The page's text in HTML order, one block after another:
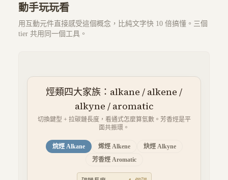
動手玩玩看
用互動元件直接感受這個概念，比純文字快 10 倍搞懂。三個
tier 共用同一個工具。
烴類四大家族：alkane / alkene /
alkyne / aromatic
切換鍵型 + 拉碳鏈長度，看通式怎麼算氫數。芳香烴是平
面共振環。
烷烴 Alkane 烯烴 Alkene
炔烴 Alkyne
芳香烴 Aromatic